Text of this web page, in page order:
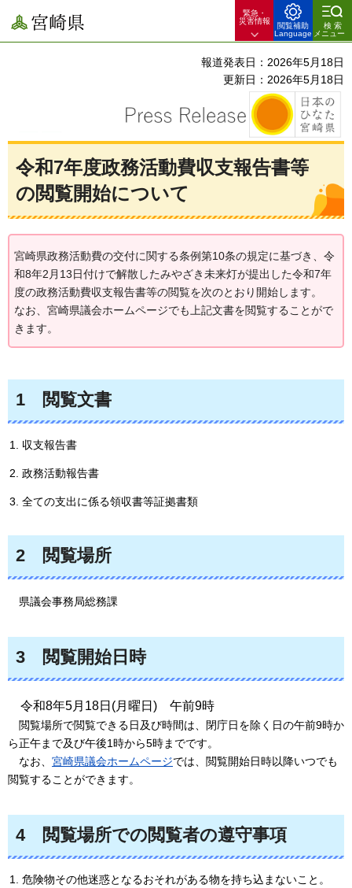
宮崎県
緊急・
災害情報
閲覧補助
Language
検索
メニュー
報道発表日：2026年5月18日
更新日：2026年5月18日
令和7年度政務活動費収支報告書等
の閲覧開始について
宮崎県政務活動費の交付に関する条例第10条の規定に基づき、令
和8年2月13日付けで解散したみやざき未来灯が提出した令和7年
度の政務活動費収支報告書等の閲覧を次のとおり開始します。
なお、宮崎県議会ホームページでも上記文書を閲覧することがで
きます。
1 閲覧文書
収支報告書
政務活動報告書
全ての支出に係る領収書等証拠書類
2 閲覧場所
県議会事務局総務課
3 閲覧開始日時
令和8年5月18日(月曜日) 午前9時
閲覧場所で閲覧できる日及び時間は、閉庁日を除く日の午前9時か
ら正午まで及び午後1時から5時までです。
なお、 宮崎県議会ホームページでは、閲覧開始日時以降いつでも
閲覧することができます。
4 閲覧場所での閲覧者の遵守事項
危険物その他迷惑となるおそれがある物を持ち込まないこと。